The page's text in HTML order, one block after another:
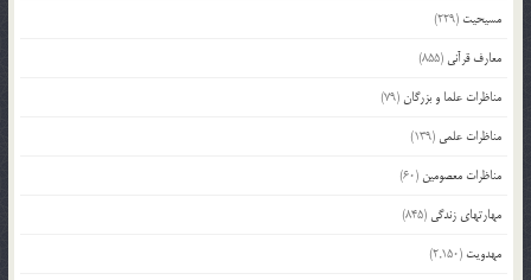
مسیحیت (229)
معارف قرآنی (855)
مناظرات علما و بزرگان(79)
مناظرات علمی (139)
مناظرات معصومین (60)
مهارتهای زندگی (845)
مهدویت (2,150)